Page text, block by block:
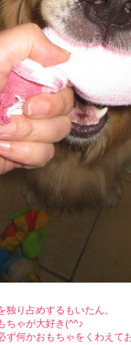
独り占めするもいたん。
ちゃが大好き(^^♪
ず何かおもちゃをくわえて